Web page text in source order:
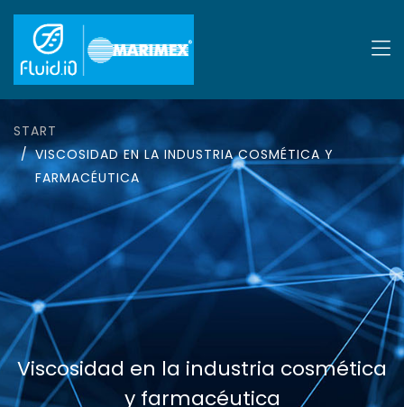
START
VISCOSIDAD EN LA INDUSTRIA COSMÉTICA Y
FARMACÉUTICA
Viscosidad en la industria cosmética
y farmacéutica